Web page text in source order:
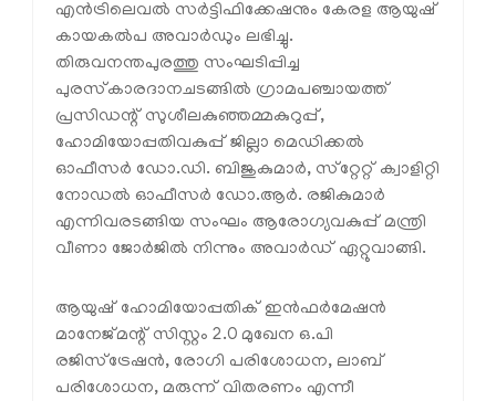
എന്‍ട്രിലെവല്‍ സര്‍ട്ടിഫിക്കേഷനും കേരള ആയുഷ്
കായകല്‍പ അവാര്‍ഡും ലഭിച്ചു.
തിരുവനന്തപുരത്തു സംഘടിപ്പിച്ച
പുരസ്‌കാരദാനചടങ്ങില്‍ ഗ്രാമപഞ്ചായത്ത്
പ്രസിഡന്റ് സുശീലകുഞ്ഞമ്മകുറുപ്പ്,
ഹോമിയോപ്പതിവകുപ്പ് ജില്ലാ മെഡിക്കല്‍
ഓഫീസര്‍ ഡോ.ഡി. ബിജുകുമാര്‍, സ്‌റ്റേറ്റ് ക്വാളിറ്റി
നോഡല്‍ ഓഫീസര്‍ ഡോ.ആര്‍. രജികുമാര്‍
എന്നിവരടങ്ങിയ സംഘം ആരോഗ്യവകുപ്പ് മന്ത്രി
വീണാ ജോര്‍ജില്‍ നിന്നും അവാര്‍ഡ് ഏറ്റുവാങ്ങി.
ആയുഷ് ഹോമിയോപ്പതിക് ഇന്‍ഫര്‍മേഷന്‍
മാനേജ്മന്റ് സിസ്റ്റം 2.0 മുഖേന ഒ.പി
രജിസ്ട്രേഷന്‍, രോഗി പരിശോധന, ലാബ്
പരിശോധന, മരുന്ന് വിതരണം എന്നീ